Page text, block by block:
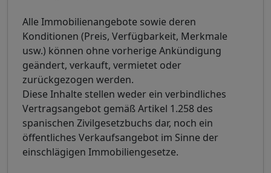
Alle Immobilienangebote sowie deren
Konditionen (Preis, Verfügbarkeit, Merkmale
usw.) können ohne vorherige Ankündigung
geändert, verkauft, vermietet oder
zurückgezogen werden.
Diese Inhalte stellen weder ein verbindliches
Vertragsangebot gemäß Artikel 1.258 des
spanischen Zivilgesetzbuchs dar, noch ein
öffentliches Verkaufsangebot im Sinne der
einschlägigen Immobiliengesetze.